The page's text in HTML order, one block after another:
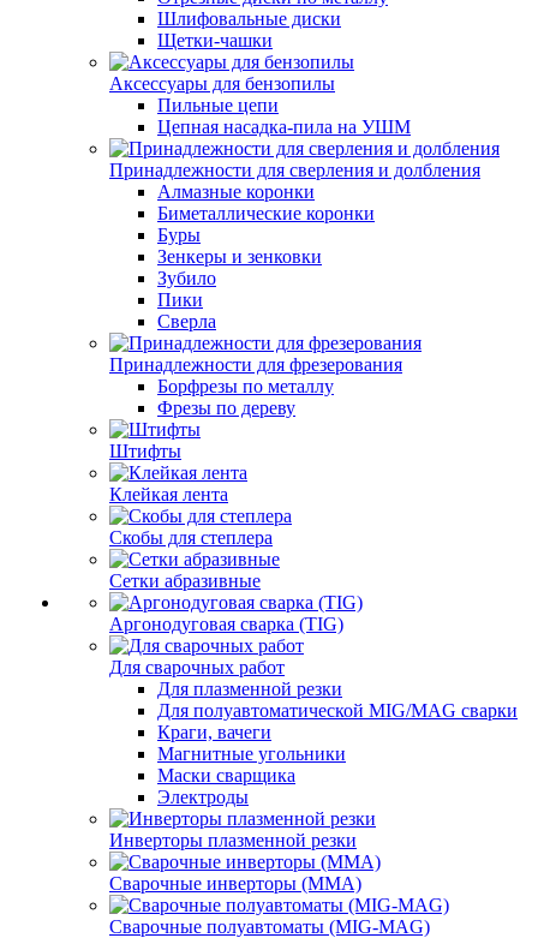
Шлифовальные диски
Щетки-чашки
Аксессуары для бензопилы
Пильные цепи
Цепная насадка-пила на УШМ
Принадлежности для сверления и долбления
Алмазные коронки
Биметаллические коронки
Буры
Зенкеры и зенковки
Зубило
Пики
Сверла
Принадлежности для фрезерования
Борфрезы по металлу
Фрезы по дереву
Штифты
Клейкая лента
Скобы для степлера
Сетки абразивные
Аргонодуговая сварка (TIG)
Для сварочных работ
Для плазменной резки
Для полуавтоматической MIG/MAG сварки
Краги, вачеги
Магнитные угольники
Маски сварщика
Электроды
Инверторы плазменной резки
Сварочные инверторы (MMA)
Сварочные полуавтоматы (MIG-MAG)